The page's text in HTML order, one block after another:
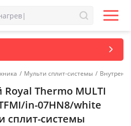
/ Мульти сплит-системы /
Thermo MULTI
in-07HN8/white
сплит-системы